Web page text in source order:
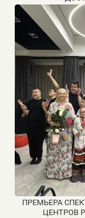
ПРЕМЬЕРА
ЦЕНТРОВ